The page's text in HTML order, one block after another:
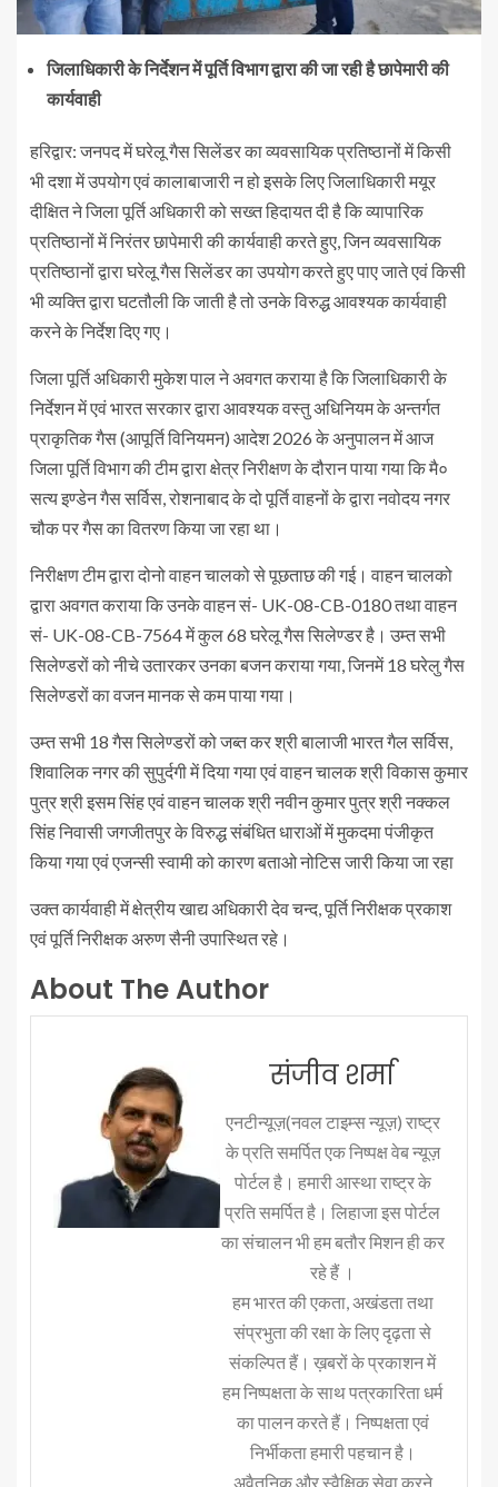
जिलाधिकारी के निर्देशन में पूर्ति विभाग द्वारा की जा रही है छापेमारी की
कार्यवाही
हरिद्वार: जनपद में घरेलू गैस सिलेंडर का व्यवसायिक प्रतिष्ठानों में किसी
भी दशा में उपयोग एवं कालाबाजारी न हो इसके लिए जिलाधिकारी मयूर
दीक्षित ने जिला पूर्ति अधिकारी को सख्त हिदायत दी है कि व्यापारिक
प्रतिष्ठानों में निरंतर छापेमारी की कार्यवाही करते हुए, जिन व्यवसायिक
प्रतिष्ठानों द्वारा घरेलू गैस सिलेंडर का उपयोग करते हुए पाए जाते एवं किसी
भी व्यक्ति द्वारा घटतौली कि जाती है तो उनके विरुद्ध आवश्यक कार्यवाही
करने के निर्देश दिए गए।
जिला पूर्ति अधिकारी मुकेश पाल ने अवगत कराया है कि जिलाधिकारी के
निर्देशन में एवं भारत सरकार द्वारा आवश्यक वस्तु अधिनियम के अन्तर्गत
प्राकृतिक गैस (आपूर्ति विनियमन) आदेश 2026 के अनुपालन में आज
जिला पूर्ति विभाग की टीम द्वारा क्षेत्र निरीक्षण के दौरान पाया गया कि मै०
सत्य इण्डेन गैस सर्विस, रोशनाबाद के दो पूर्ति वाहनों के द्वारा नवोदय नगर
चौक पर गैस का वितरण किया जा रहा था।
निरीक्षण टीम द्वारा दोनो वाहन चालको से पूछताछ की गई। वाहन चालको
द्वारा अवगत कराया कि उनके वाहन सं- UK-08-CB-0180 तथा वाहन
सं- UK-08-CB-7564 में कुल 68 घरेलू गैस सिलेण्डर है। उम्त सभी
सिलेण्डरों को नीचे उतारकर उनका बजन कराया गया, जिनमें 18 घरेलु गैस
सिलेण्डरों का वजन मानक से कम पाया गया।
उम्त सभी 18 गैस सिलेण्डरों को जब्त कर श्री बालाजी भारत गैल सर्विस,
शिवालिक नगर की सुपुर्दगी में दिया गया एवं वाहन चालक श्री विकास कुमार
पुत्र श्री इसम सिंह एवं वाहन चालक श्री नवीन कुमार पुत्र श्री नक्कल
सिंह निवासी जगजीतपुर के विरुद्ध संबंधित धाराओं में मुकदमा पंजीकृत
किया गया एवं एजन्सी स्वामी को कारण बताओ नोटिस जारी किया जा रहा
उक्त कार्यवाही में क्षेत्रीय खाद्य अधिकारी देव चन्द, पूर्ति निरीक्षक प्रकाश
एवं पूर्ति निरीक्षक अरुण सैनी उपास्थित रहे।
About The Author
संजीव शर्मा
एनटीन्यूज़(नवल टाइम्स न्यूज़) राष्ट्र
के प्रति समर्पित एक निष्पक्ष वेब न्यूज़
पोर्टल है। हमारी आस्था राष्ट्र के
प्रति समर्पित है। लिहाजा इस पोर्टल
का संचालन भी हम बतौर मिशन ही कर
रहे हैं ।
हम भारत की एकता, अखंडता तथा
संप्रभुता की रक्षा के लिए दृढ़ता से
संकल्पित हैं। ख़बरों के प्रकाशन में
हम निष्पक्षता के साथ पत्रकारिता धर्म
का पालन करते हैं। निष्पक्षता एवं
निर्भीकता हमारी पहचान है।
अवैतनिक और स्वैक्षिक सेवा करने